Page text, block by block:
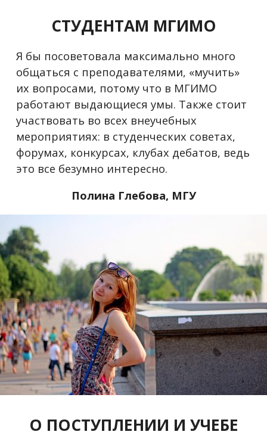
СТУДЕНТАМ МГИМО
Я бы посоветовала максимально много
общаться с преподавателями, «мучить»
их вопросами, потому что в МГИМО
работают выдающиеся умы. Также стоит
участвовать во всех внеучебных
мероприятиях: в студенческих советах,
форумах, конкурсах, клубах дебатов, ведь
это все безумно интересно.
Полина Глебова, МГУ
О ПОСТУПЛЕНИИ И УЧЕБЕ